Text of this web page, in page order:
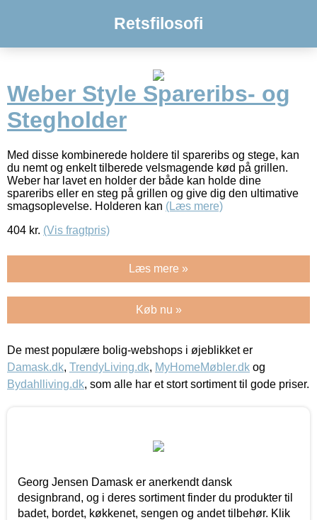
Retsfilosofi
Weber Style Spareribs- og
Stegholder
Med disse kombinerede holdere til spareribs og stege, kan
du nemt og enkelt tilberede velsmagende kød på grillen.
Weber har lavet en holder der både kan holde dine
spareribs eller en steg på grillen og give dig den ultimative
smagsoplevelse. Holderen kan (Læs mere)
404 kr. (Vis fragtpris)
Læs mere »
Køb nu »
De mest populære bolig-webshops i øjeblikket er
Damask.dk, TrendyLiving.dk, MyHomeMøbler.dk og
Bydahlliving.dk, som alle har et stort sortiment til gode priser.
Georg Jensen Damask er anerkendt dansk
designbrand, og i deres sortiment finder du produkter til
badet, bordet, køkkenet, sengen og andet tilbehør. Klik